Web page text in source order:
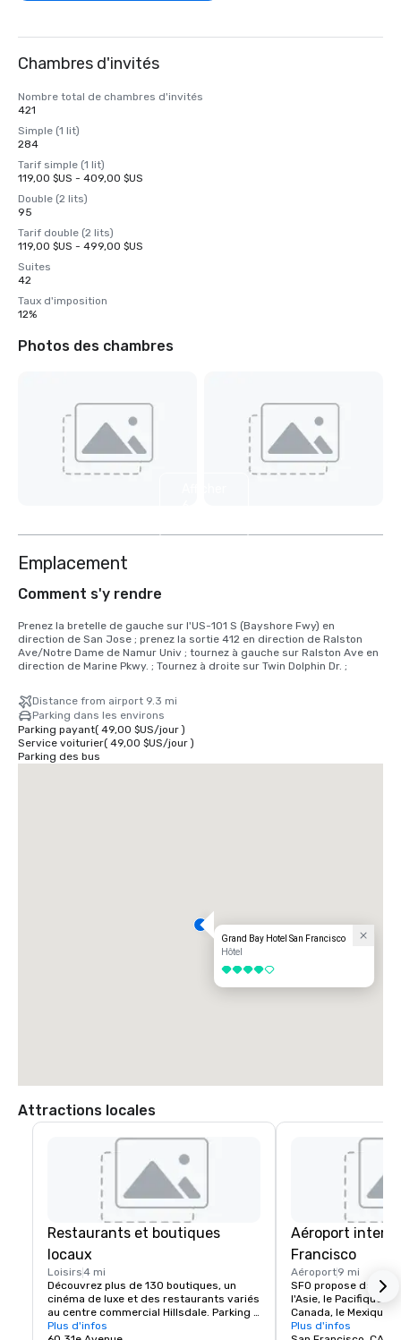
Chambres d'invités
Nombre total de chambres d'invités
421
Simple (1 lit)
284
Tarif simple (1 lit)
119,00 $US - 409,00 $US
Double (2 lits)
95
Tarif double (2 lits)
119,00 $US - 499,00 $US
Suites
42
Taux d'imposition
12%
Photos des chambres
Emplacement
Comment s'y rendre
Prenez la bretelle de gauche sur l'US-101 S (Bayshore Fwy) en
direction de San Jose ; prenez la sortie 412 en direction de Ralston
Ave/Notre Dame de Namur Univ ; tournez à gauche sur Ralston Ave en
direction de Marine Pkwy. ; Tournez à droite sur Twin Dolphin Dr. ;
Distance from airport 9.3 mi
Parking dans les environs
Parking payant( 49,00 $US/jour)
Service voiturier( 49,00 $US/jour)
Parking des bus
Grand Bay Hotel San Francisco
Hôtel
4 sur 5
Attractions locales
Restaurants et boutiques
locaux
Loisirs4 mi
Découvrez plus de 130 boutiques, un
cinéma de luxe et des restaurants variés
au centre commercial Hillsdale. Parking
gratuit et accès au Caltrain. Destination
Plus d'infos
Aéroport
Francisco
Aéroport9 mi
SFO propose des
l'Asie, le Pacifique
Canada, le Mexique
des installations de
Plus d'infos